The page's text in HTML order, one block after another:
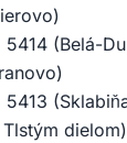
(Belá-
5413
dielom)